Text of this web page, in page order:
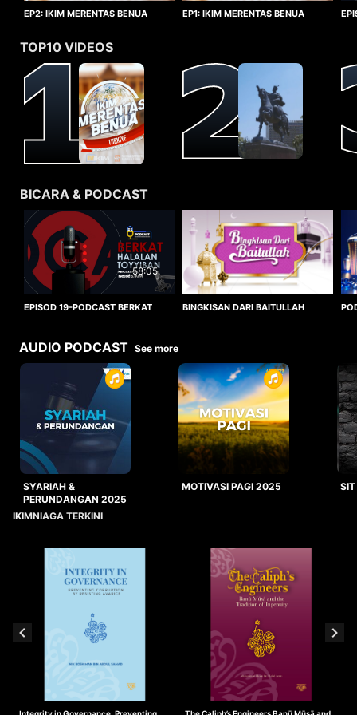
EP2: IKIM MERENTAS BENUA
EP1: IKIM MERENTAS BENUA
TOP10 VIDEOS
BICARA & PODCAST
58:05
EPISOD 19-PODCAST BERKAT
BINGKISAN DARI BAITULLAH
AUDIO PODCAST See more
SYARIAH &
PERUNDANGAN 2025
MOTIVASI PAGI 2025
IKIMNIAGA TERKINI